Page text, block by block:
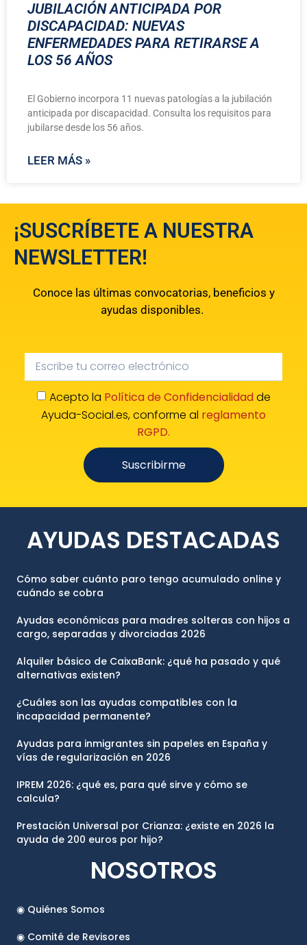
JUBILACIÓN ANTICIPADA POR
DISCAPACIDAD: NUEVAS
ENFERMEDADES PARA RETIRARSE A
LOS 56 AÑOS
El Gobierno incorpora 11 nuevas patologías a la jubilación
anticipada por discapacidad. Consulta los requisitos para
jubilarse desde los 56 años.
LEER MÁS »
¡SUSCRÍBETE A NUESTRA
NEWSLETTER!
Conoce las últimas convocatorias, beneficios y
ayudas disponibles.
Acepto la Política de Confidencialidadde
Ayuda-Social.es, conforme al reglamento
RGPD.
Suscribirme
Cómo saber cuánto paro tengo acumulado online y
cuándo se cobra
Ayudas económicas para madres solteras con hijos a
cargo, separadas y divorciadas 2026
Alquiler básico de CaixaBank: ¿qué ha pasado y qué
alternativas existen?
¿Cuáles son las ayudas compatibles con la
incapacidad permanente?
Ayudas para inmigrantes sin papeles en España y
vías de regularización en 2026
IPREM 2026: ¿qué es, para qué sirve y cómo se
calcula?
Prestación Universal por Crianza: ¿existe en 2026 la
ayuda de 200 euros por hijo?
AYUDAS DESTACADAS
NOSOTROS
◉ Quiénes Somos
◉ Comité de Revisores